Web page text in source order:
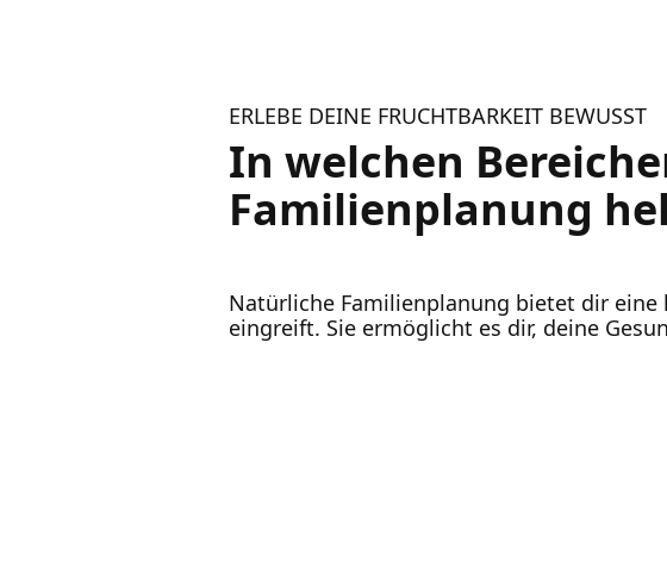
ERLEBE DEINE FRUCHTBARKEIT BEWUSST
In welchen
Familienplanung
Natürliche Familienplanung bietet dir
eingreift. Sie ermöglicht es dir, deine